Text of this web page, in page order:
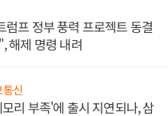
럼프 정부 풍력 프로젝트 동결
해제 명령 내려
통신
리 부족'에 출시 지연되나, 삼